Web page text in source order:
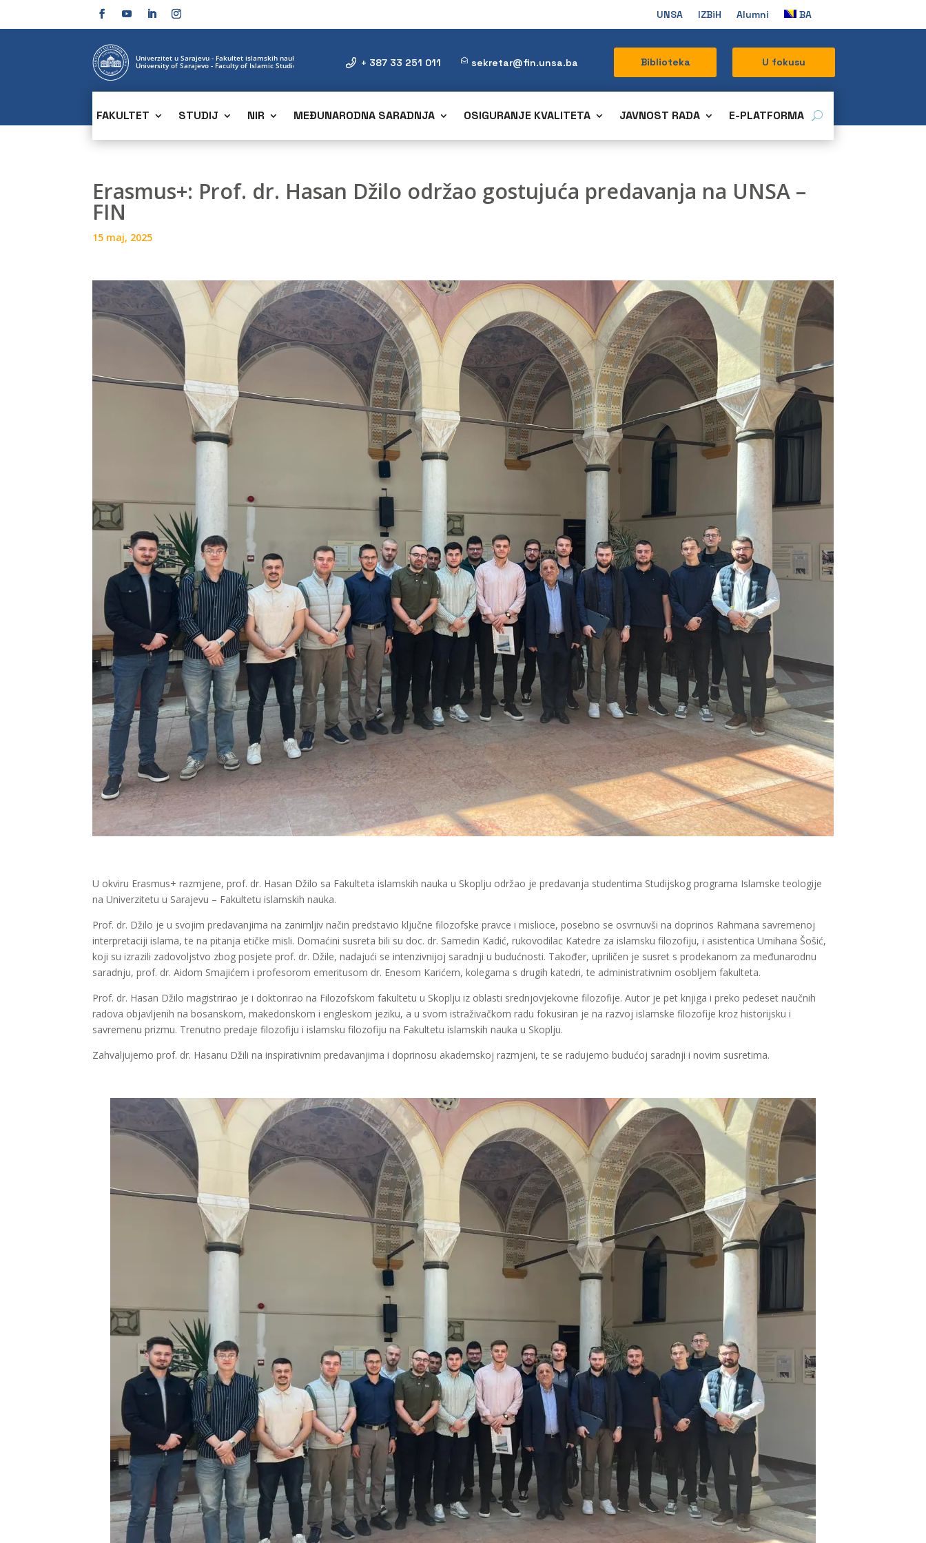
UNSA IZBiH Alumni BA
+ 387 33 251 011 sekretar@fin.unsa.ba Biblioteka U fokusu
FAKULTET STUDIJ NIR MEĐUNARODNA SARADNJA OSIGURANJE KVALITETA JAVNOST RADA E-PLATFORMA
Erasmus+: Prof. dr. Hasan Džilo održao gostujuća predavanja na UNSA –
FIN
15 maj, 2025
U okviru Erasmus+ razmjene, prof. dr. Hasan Džilo sa Fakulteta islamskih nauka u Skoplju održao je predavanja studentima Studijskog programa Islamske teologije
na Univerzitetu u Sarajevu – Fakultetu islamskih nauka.
Prof. dr. Džilo je u svojim predavanjima na zanimljiv način predstavio ključne filozofske pravce i mislioce, posebno se osvrnuvši na doprinos Rahmana savremenoj
interpretaciji islama, te na pitanja etičke misli. Domaćini susreta bili su doc. dr. Samedin Kadić, rukovodilac Katedre za islamsku filozofiju, i asistentica Umihana Šošić,
koji su izrazili zadovoljstvo zbog posjete prof. dr. Džile, nadajući se intenzivnijoj saradnji u budućnosti. Također, upriličen je susret s prodekanom za međunarodnu
saradnju, prof. dr. Aidom Smajićem i profesorom emeritusom dr. Enesom Karićem, kolegama s drugih katedri, te administrativnim osobljem fakulteta.
Prof. dr. Hasan Džilo magistrirao je i doktorirao na Filozofskom fakultetu u Skoplju iz oblasti srednjovjekovne filozofije. Autor je pet knjiga i preko pedeset naučnih
radova objavljenih na bosanskom, makedonskom i engleskom jeziku, a u svom istraživačkom radu fokusiran je na razvoj islamske filozofije kroz historijsku i
savremenu prizmu. Trenutno predaje filozofiju i islamsku filozofiju na Fakultetu islamskih nauka u Skoplju.
Zahvaljujemo prof. dr. Hasanu Džili na inspirativnim predavanjima i doprinosu akademskoj razmjeni, te se radujemo budućoj saradnji i novim susretima.